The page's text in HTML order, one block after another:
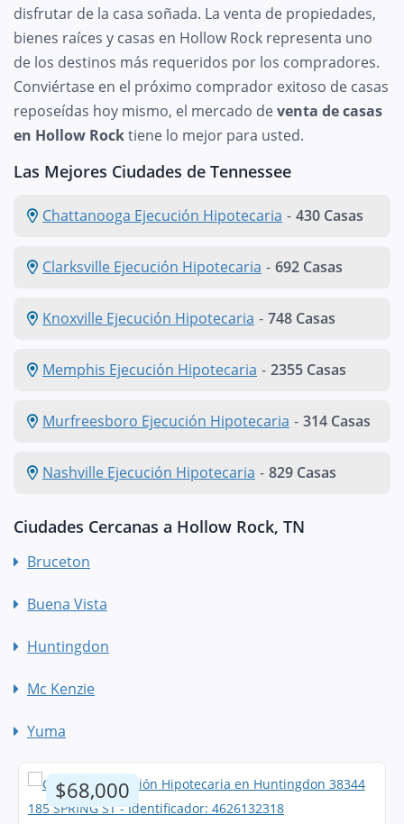
disfrutar de la casa soñada. La venta de propiedades,
bienes raíces y casas en Hollow Rock representa uno
de los destinos más requeridos por los compradores.
Conviértase en el próximo comprador exitoso de casas
reposeídas hoy mismo, el mercado deventa de casas
en Hollow Rocktiene lo mejor para usted.
Las Mejores Ciudades de Tennessee
Chattanooga Ejecución Hipotecaria - 430 Casas
Clarksville Ejecución Hipotecaria - 692 Casas
Knoxville Ejecución Hipotecaria - 748 Casas
Memphis Ejecución Hipotecaria - 2355 Casas
Murfreesboro Ejecución Hipotecaria - 314 Casas
Nashville Ejecución Hipotecaria - 829 Casas
Ciudades Cercanas a Hollow Rock, TN
Bruceton
Buena Vista
Huntingdon
Mc Kenzie
Yuma
$68,000